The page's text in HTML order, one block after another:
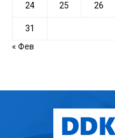
24 25 26
31
« Фев